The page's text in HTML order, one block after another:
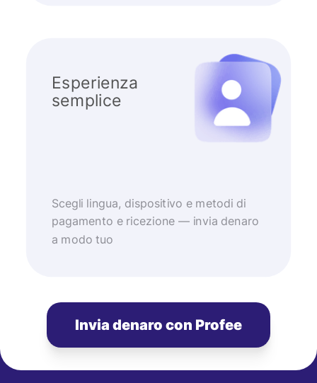
Esperienza
semplice
Scegli lingua, dispositivo e metodi di
pagamento e ricezione — invia denaro
a modo tuo
Invia denaro con Profee